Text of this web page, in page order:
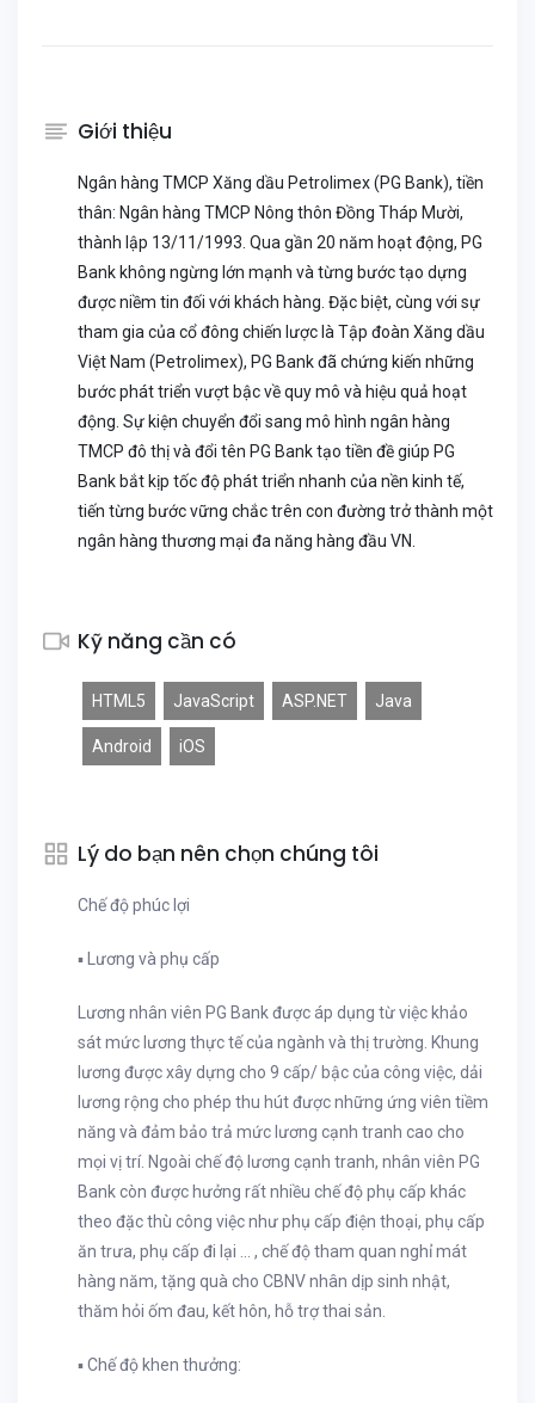
Giới thiệu
Ngân hàng TMCP Xăng dầu Petrolimex (PG Bank), tiền
thân: Ngân hàng TMCP Nông thôn Đồng Tháp Mười,
thành lập 13/11/1993. Qua gần 20 năm hoạt động, PG
Bank không ngừng lớn mạnh và từng bước tạo dựng
được niềm tin đối với khách hàng. Đặc biệt, cùng với sự
tham gia của cổ đông chiến lược là Tập đoàn Xăng dầu
Việt Nam (Petrolimex), PG Bank đã chứng kiến những
bước phát triển vượt bậc về quy mô và hiệu quả hoạt
động. Sự kiện chuyển đổi sang mô hình ngân hàng
TMCP đô thị và đổi tên PG Bank tạo tiền đề giúp PG
Bank bắt kịp tốc độ phát triển nhanh của nền kinh tế,
tiến từng bước vững chắc trên con đường trở thành một
ngân hàng thương mại đa năng hàng đầu VN.
Kỹ năng cần có
HTML5 JavaScript ASP.NET Java
Android iOS
Lý do bạn nên chọn chúng tôi
Chế độ phúc lợi
▪ Lương và phụ cấp
Lương nhân viên PG Bank được áp dụng từ việc khảo
sát mức lương thực tế của ngành và thị trường. Khung
lương được xây dựng cho 9 cấp/ bậc của công việc, dải
lương rộng cho phép thu hút được những ứng viên tiềm
năng và đảm bảo trả mức lương cạnh tranh cao cho
mọi vị trí. Ngoài chế độ lương cạnh tranh, nhân viên PG
Bank còn được hưởng rất nhiều chế độ phụ cấp khác
theo đặc thù công việc như phụ cấp điện thoại, phụ cấp
ăn trưa, phụ cấp đi lại ... , chế độ tham quan nghỉ mát
hàng năm, tặng quà cho CBNV nhân dịp sinh nhật,
thăm hỏi ốm đau, kết hôn, hỗ trợ thai sản.
▪ Chế độ khen thưởng: